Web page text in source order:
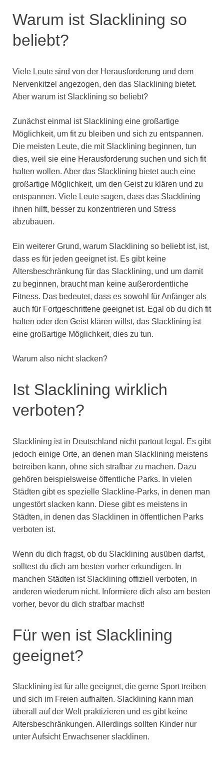
Warum ist Slacklining so
beliebt?
Viele Leute sind von der Herausforderung und dem
Nervenkitzel angezogen, den das Slacklining bietet.
Aber warum ist Slacklining so beliebt?
Zunächst einmal ist Slacklining eine großartige
Möglichkeit, um fit zu bleiben und sich zu entspannen.
Die meisten Leute, die mit Slacklining beginnen, tun
dies, weil sie eine Herausforderung suchen und sich fit
halten wollen. Aber das Slacklining bietet auch eine
großartige Möglichkeit, um den Geist zu klären und zu
entspannen. Viele Leute sagen, dass das Slacklining
ihnen hilft, besser zu konzentrieren und Stress
abzubauen.
Ein weiterer Grund, warum Slacklining so beliebt ist, ist,
dass es für jeden geeignet ist. Es gibt keine
Altersbeschränkung für das Slacklining, und um damit
zu beginnen, braucht man keine außerordentliche
Fitness. Das bedeutet, dass es sowohl für Anfänger als
auch für Fortgeschrittene geeignet ist. Egal ob du dich fit
halten oder den Geist klären willst, das Slacklining ist
eine großartige Möglichkeit, dies zu tun.
Warum also nicht slacken?
Ist Slacklining wirklich
verboten?
Slacklining ist in Deutschland nicht partout legal. Es gibt
jedoch einige Orte, an denen man Slacklining meistens
betreiben kann, ohne sich strafbar zu machen. Dazu
gehören beispielsweise öffentliche Parks. In vielen
Städten gibt es spezielle Slackline-Parks, in denen man
ungestört slacken kann. Diese gibt es meistens in
Städten, in denen das Slacklinen in öffentlichen Parks
verboten ist.
Wenn du dich fragst, ob du Slacklining ausüben darfst,
solltest du dich am besten vorher erkundigen. In
manchen Städten ist Slacklining offiziell verboten, in
anderen wiederum nicht. Informiere dich also am besten
vorher, bevor du dich strafbar machst!
Für wen ist Slacklining
geeignet?
Slacklining ist für alle geeignet, die gerne Sport treiben
und sich im Freien aufhalten. Slacklining kann man
überall auf der Welt praktizieren und es gibt keine
Altersbeschränkungen. Allerdings sollten Kinder nur
unter Aufsicht Erwachsener slacklinen.